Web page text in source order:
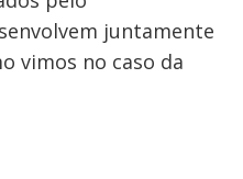
juntamente
vimos no caso da